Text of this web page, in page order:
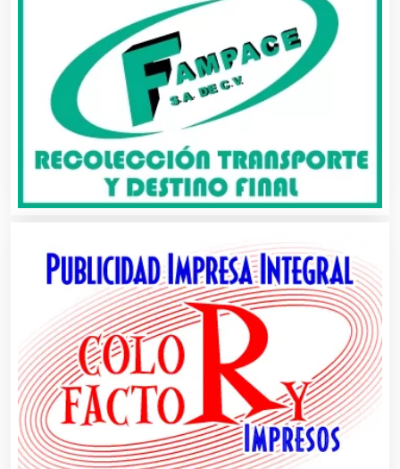
Almacenaje
Alquiler de Autos
Alquiler de Equipos para Fiestas
Alquiler de Sillas y Mesas
Alquiler de Trajes de Etiqueta
Alta Costura
Aluminio